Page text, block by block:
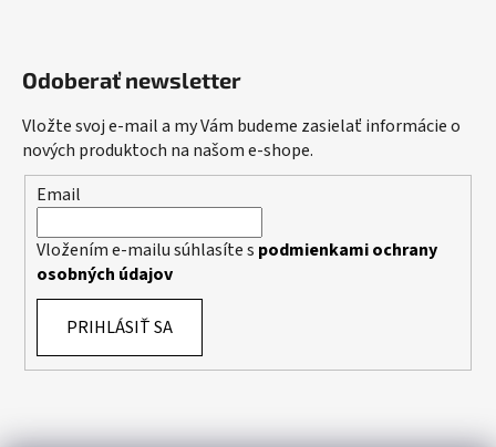
Odoberať newsletter
Vložte svoj e-mail a my Vám budeme zasielať informácie o
nových produktoch na našom e-shope.
Email
Vložením e-mailu súhlasíte s podmienkami ochrany
osobných údajov
PRIHLÁSIŤ SA